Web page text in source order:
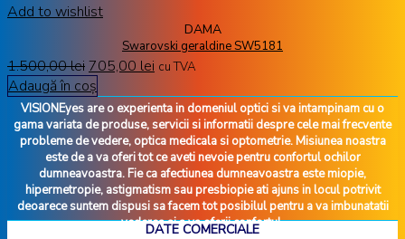
Add to wishlist
DAMA
Swarovski geraldine SW5181
1.500,00lei705,00 lei cu TVA
Adaugă în coș
VISIONEyes are o experienta in domeniul optici si va intampinam cu o
gama variata de produse, servicii si informatii despre cele mai frecvente
probleme de vedere, optica medicala si optometrie. Misiunea noastra
este de a va oferi tot ce aveti nevoie pentru confortul ochilor
dumneavoastra. Fie ca afectiunea dumneavoastra este miopie,
hipermetropie, astigmatism sau presbiopie ati ajuns in locul potrivit
deoarece suntem dispusi sa facem tot posibilul pentru a va imbunatatii
vederea si a va oferii confortul.
DATE COMERCIALE